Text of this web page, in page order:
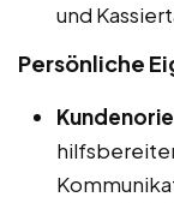
und
Persönliche